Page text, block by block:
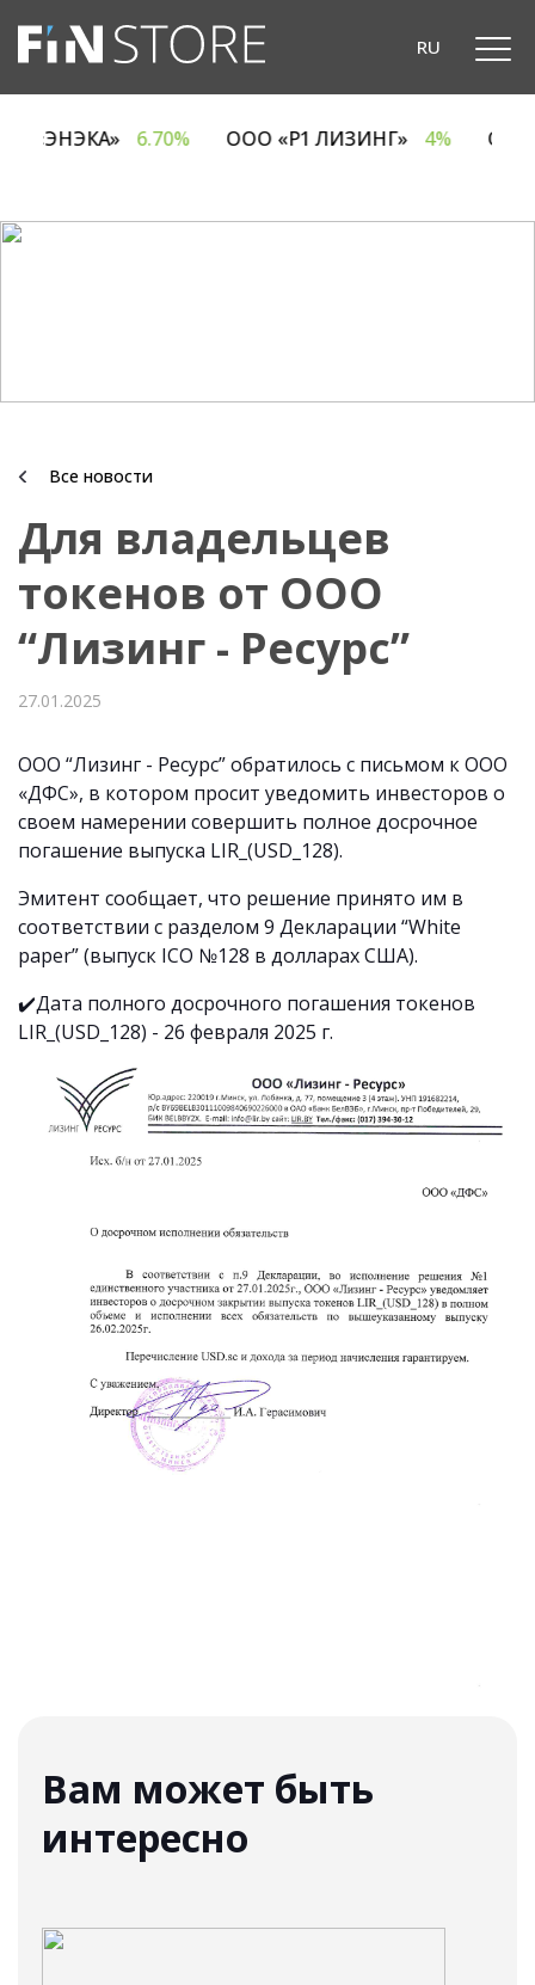
RU
«ЭНЭКА» 6.70% ООО «Р1 ЛИЗИНГ» 4%
Все новости
Для владельцев
токенов от ООО
“Лизинг - Ресурс”
27.01.2025
ООО “Лизинг - Ресурс” обратилось с письмом к ООО
«ДФС», в котором просит уведомить инвесторов о
своем намерении совершить полное досрочное
погашение выпуска LIR_(USD_128).
Эмитент сообщает, что решение принято им в
соответствии с разделом 9 Декларации “White
paper” (выпуск ICO №128 в долларах США).
✔️Дата полного досрочного погашения токенов
LIR_(USD_128) - 26 февраля 2025 г.
Вам может быть
интересно